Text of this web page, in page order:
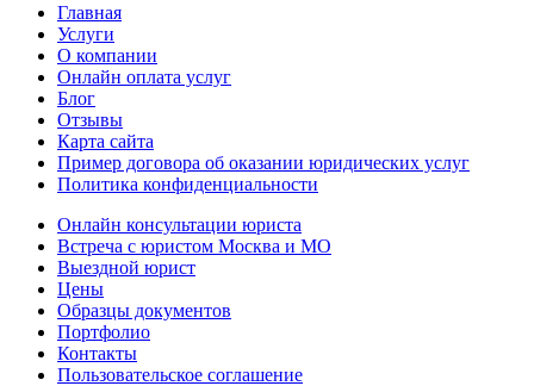
Главная
Услуги
О компании
Онлайн оплата услуг
Блог
Отзывы
Карта сайта
Пример договора об оказании юридических услуг
Политика конфиденциальности
Онлайн консультации юриста
Встреча с юристом Москва и МО
Выездной юрист
Цены
Образцы документов
Портфолио
Контакты
Пользовательское соглашение